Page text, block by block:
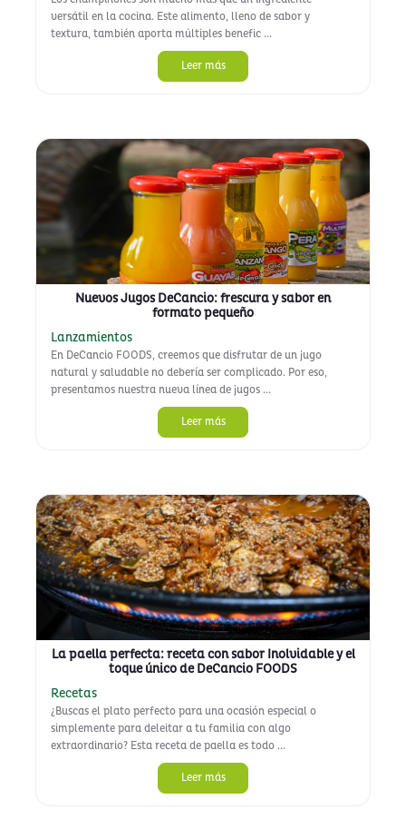
versátil en la cocina. Este alimento, lleno de sabor y
textura, también aporta múltiples benefic ...
Leer más
Nuevos Jugos DeCancio: frescura y sabor en
formato pequeño
Lanzamientos
En DeCancio FOODS, creemos que disfrutar de un jugo
natural y saludable no debería ser complicado. Por eso,
presentamos nuestra nueva línea de jugos ...
Leer más
La paella perfecta: receta con sabor Inolvidable y el
toque único de DeCancio FOODS
Recetas
¿Buscas el plato perfecto para una ocasión especial o
simplemente para deleitar a tu familia con algo
extraordinario? Esta receta de paella es todo ...
Leer más